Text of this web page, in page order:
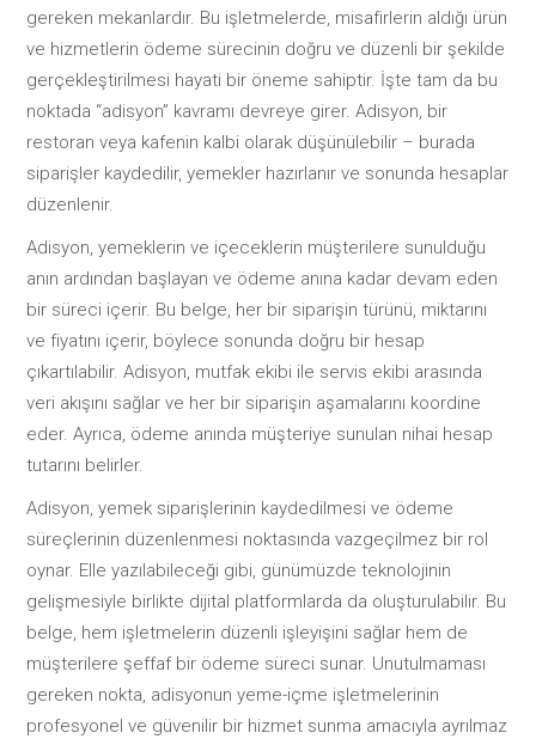
gereken mekanlardır. Bu işletmelerde, misafirlerin aldığı ürün
ve hizmetlerin ödeme sürecinin doğru ve düzenli bir şekilde
gerçekleştirilmesi hayati bir öneme sahiptir. İşte tam da bu
noktada “adisyon” kavramı devreye girer. Adisyon, bir
restoran veya kafenin kalbi olarak düşünülebilir – burada
siparişler kaydedilir, yemekler hazırlanır ve sonunda hesaplar
düzenlenir.
Adisyon, yemeklerin ve içeceklerin müşterilere sunulduğu
anın ardından başlayan ve ödeme anına kadar devam eden
bir süreci içerir. Bu belge, her bir siparişin türünü, miktarını
ve fiyatını içerir, böylece sonunda doğru bir hesap
çıkartılabilir. Adisyon, mutfak ekibi ile servis ekibi arasında
veri akışını sağlar ve her bir siparişin aşamalarını koordine
eder. Ayrıca, ödeme anında müşteriye sunulan nihai hesap
tutarını belirler.
Adisyon, yemek siparişlerinin kaydedilmesi ve ödeme
süreçlerinin düzenlenmesi noktasında vazgeçilmez bir rol
oynar. Elle yazılabileceği gibi, günümüzde teknolojinin
gelişmesiyle birlikte dijital platformlarda da oluşturulabilir. Bu
belge, hem işletmelerin düzenli işleyişini sağlar hem de
müşterilere şeffaf bir ödeme süreci sunar. Unutulmaması
gereken nokta, adisyonun yeme-içme işletmelerinin
profesyonel ve güvenilir bir hizmet sunma amacıyla ayrılmaz